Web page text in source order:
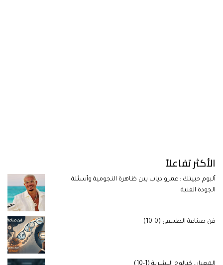
الأكثر تفاعلاً
ألبوم حبيتك : عمرو دياب بين ظاهرة النجومية وأسئلة
الجودة الفنية
فن صناعة الطبيعي (0-10)